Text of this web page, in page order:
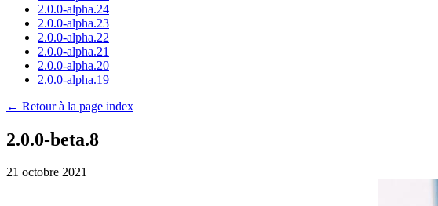
2.0.0-alpha.24
2.0.0-alpha.23
2.0.0-alpha.22
2.0.0-alpha.21
2.0.0-alpha.20
2.0.0-alpha.19
← Retour à la page index
2.0.0-beta.8
21 octobre 2021